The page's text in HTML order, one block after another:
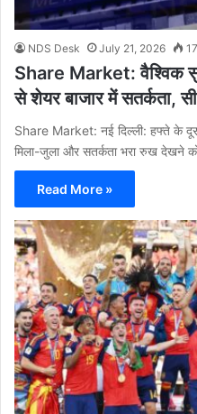
NDS Desk July 21, 2026 17
Share Market: वैश्विक
से शेयर बाजार में सतर्कता,
Share Market: नई दिल्ली: हफ्ते के दूसरे
मिला-जुला और सतर्कता भरा रुख देखने
Read More »